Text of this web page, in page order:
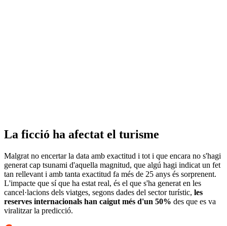
La ficció ha afectat el turisme
Malgrat no encertar la data amb exactitud i tot i que encara no s'hagi
generat cap tsunami d'aquella magnitud, que algú hagi indicat un fet
tan rellevant i amb tanta exactitud fa més de 25 anys és sorprenent.
L'impacte que sí que ha estat real, és el que s'ha generat en les
cancel·lacions dels viatges, segons dades del sector turístic, les
reserves internacionals han caigut més d'un 50% des que es va
viralitzar la predicció.